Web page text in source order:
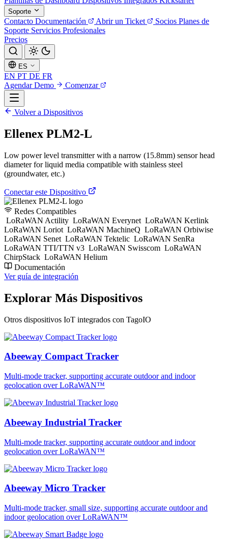
Soporte
Contacto Documentación Abrir un Ticket Socios Planes de
Soporte Servicios Profesionales
Precios
ES
EN PT DE FR
Agendar Demo
Comenzar
Volver a Dispositivos
Ellenex PLM2-L
Low power level transmitter with a narrow (15.8mm) sensor head
diameter for liquid media compatible with stainless steel
(groundwater, etc.)
Conectar este Dispositivo
Redes Compatibles
LoRaWAN Actility LoRaWAN Everynet LoRaWAN Kerlink
LoRaWAN Loriot LoRaWAN MachineQ LoRaWAN Orbiwise
LoRaWAN Senet LoRaWAN Tektelic LoRaWAN SenRa
LoRaWAN TTI/TTN v3 LoRaWAN Swisscom LoRaWAN
ChirpStack LoRaWAN Helium
Documentación
Ver guía de integración
Explorar Más Dispositivos
Otros dispositivos IoT integrados con TagoIO
Abeeway Compact Tracker
Multi-mode tracker, supporting accurate outdoor and indoor
geolocation over LoRaWAN™
Abeeway Industrial Tracker
Multi-mode tracker, supporting accurate outdoor and indoor
geolocation over LoRaWAN™
Abeeway Micro Tracker
Multi-mode tracker, small size, supporting accurate outdoor and
indoor geolocation over LoRaWAN™